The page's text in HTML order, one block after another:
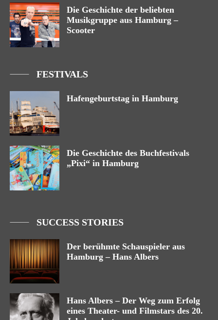
Die Geschichte der beliebten
Musikgruppe aus Hamburg –
Scooter
FESTIVALS
Hafengeburtstag in Hamburg
Die Geschichte des Buchfestivals
„Pixi“ in Hamburg
SUCCESS STORIES
Der berühmte Schauspieler aus
Hamburg – Hans Albers
Hans Albers – Der Weg zum Erfolg
eines Theater- und Filmstars des 20.